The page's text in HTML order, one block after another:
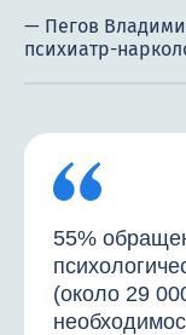
55%
(около 29